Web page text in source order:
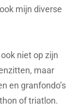
mijn diverse
niet op zijn
maar
en granfondo’s
of triatlon.